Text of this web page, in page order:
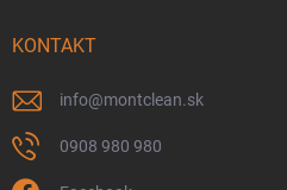
KONTAKT
info@montclean.sk
0908 980 980